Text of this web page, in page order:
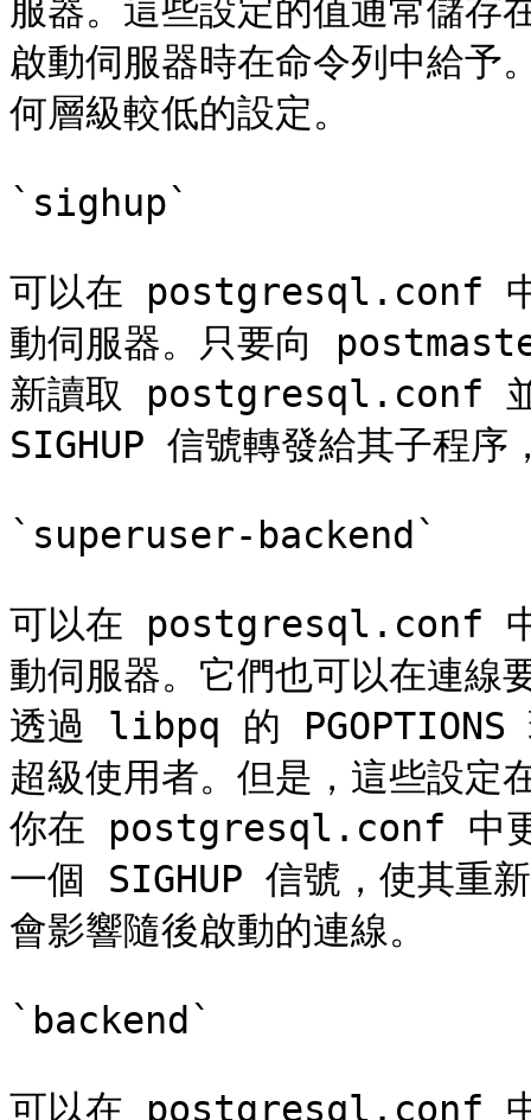
服器。這些設定的值通常
啟動伺服器時在命令列中給予
何層級較低的設定。
`sighup`
可以在 postgresql.conf 中
動伺服器。只要向
新讀取 postgresql.conf
SIGHUP 信號轉發給其子程序
`superuser-backend`
可以在 postgresql.conf 中
動伺服器。它們也可以在連線
透過 libpq 的 PGOPTIONS
超級使用者。但是，這些設定
你在 postgresql.conf 中
一個 SIGHUP 信號，使其
會影響隨後啟動的連線。
`backend`
可以在 postgresql.conf 中